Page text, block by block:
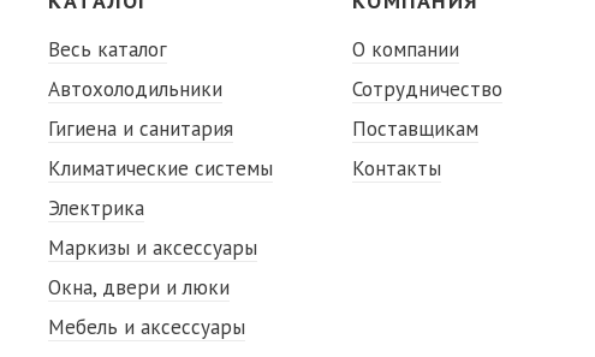
Весь каталог
Автохолодильники
Гигиена и санитария
Климатические системы
Электрика
Маркизы и аксессуары
Окна, двери и люки
Мебель и аксессуары
О компании
Сотрудничество
Поставщикам
Контакты